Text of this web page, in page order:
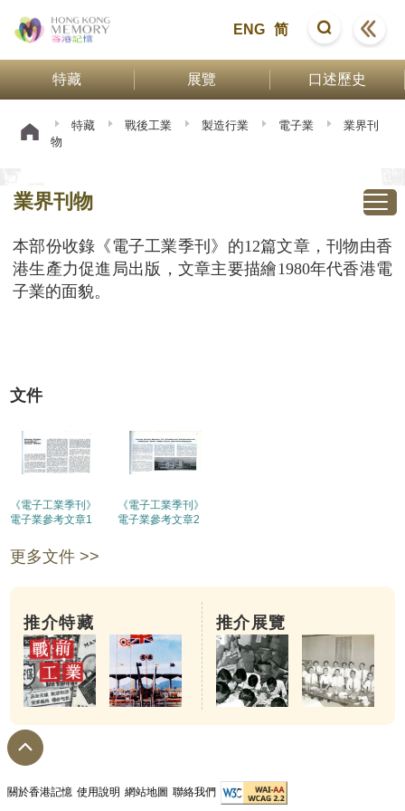
ENG 简
特藏 展覽 口述歷史
特藏 戰後工業 製造行業 電子業
業界刊
物
業界刊物
本部份收錄《電子工業季刊》的12篇文章，刊物由香
港生產力促進局出版，文章主要描繪1980年代香港電
子業的面貌。
文件
《電子工業季刊》
電子業參考文章1
《電子工業季刊》
電子業參考文章2
更多文件 >>
推介特藏 推介展覽
關於香港記憶 使用說明 網站地圖 聯絡我們